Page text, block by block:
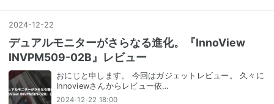
2024-12-22
デュアルモニターがさらなる進化。『InnoView
INVPM509-02B』レビュー
おにじと申します。 今回はガジェットレビュー。 久々に
Innoviewさんからレビュー依…
2024-12-22 18:00